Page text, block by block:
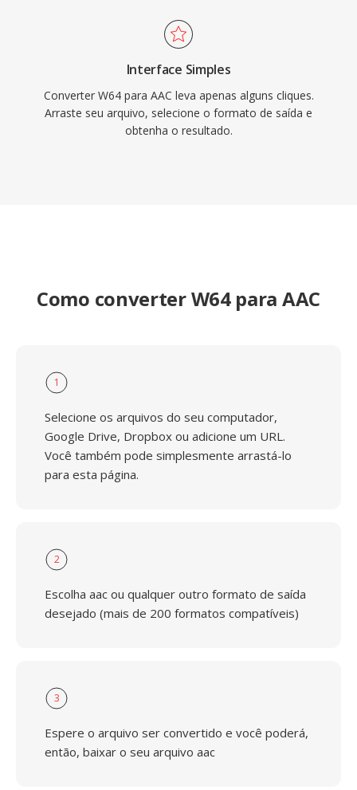
Interface Simples
Converter W64 para AAC leva apenas alguns cliques.
Arraste seu arquivo, selecione o formato de saída e
obtenha o resultado.
Como converter W64 para AAC
1
Selecione os arquivos do seu computador,
Google Drive, Dropbox ou adicione um URL.
Você também pode simplesmente arrastá-lo
para esta página.
2
Escolha aac ou qualquer outro formato de saída
desejado (mais de 200 formatos compatíveis)
3
Espere o arquivo ser convertido e você poderá,
então, baixar o seu arquivo aac